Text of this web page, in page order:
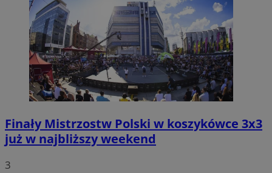
Finały Mistrzostw Polski w koszykówce 3x3
już w najbliższy weekend
3